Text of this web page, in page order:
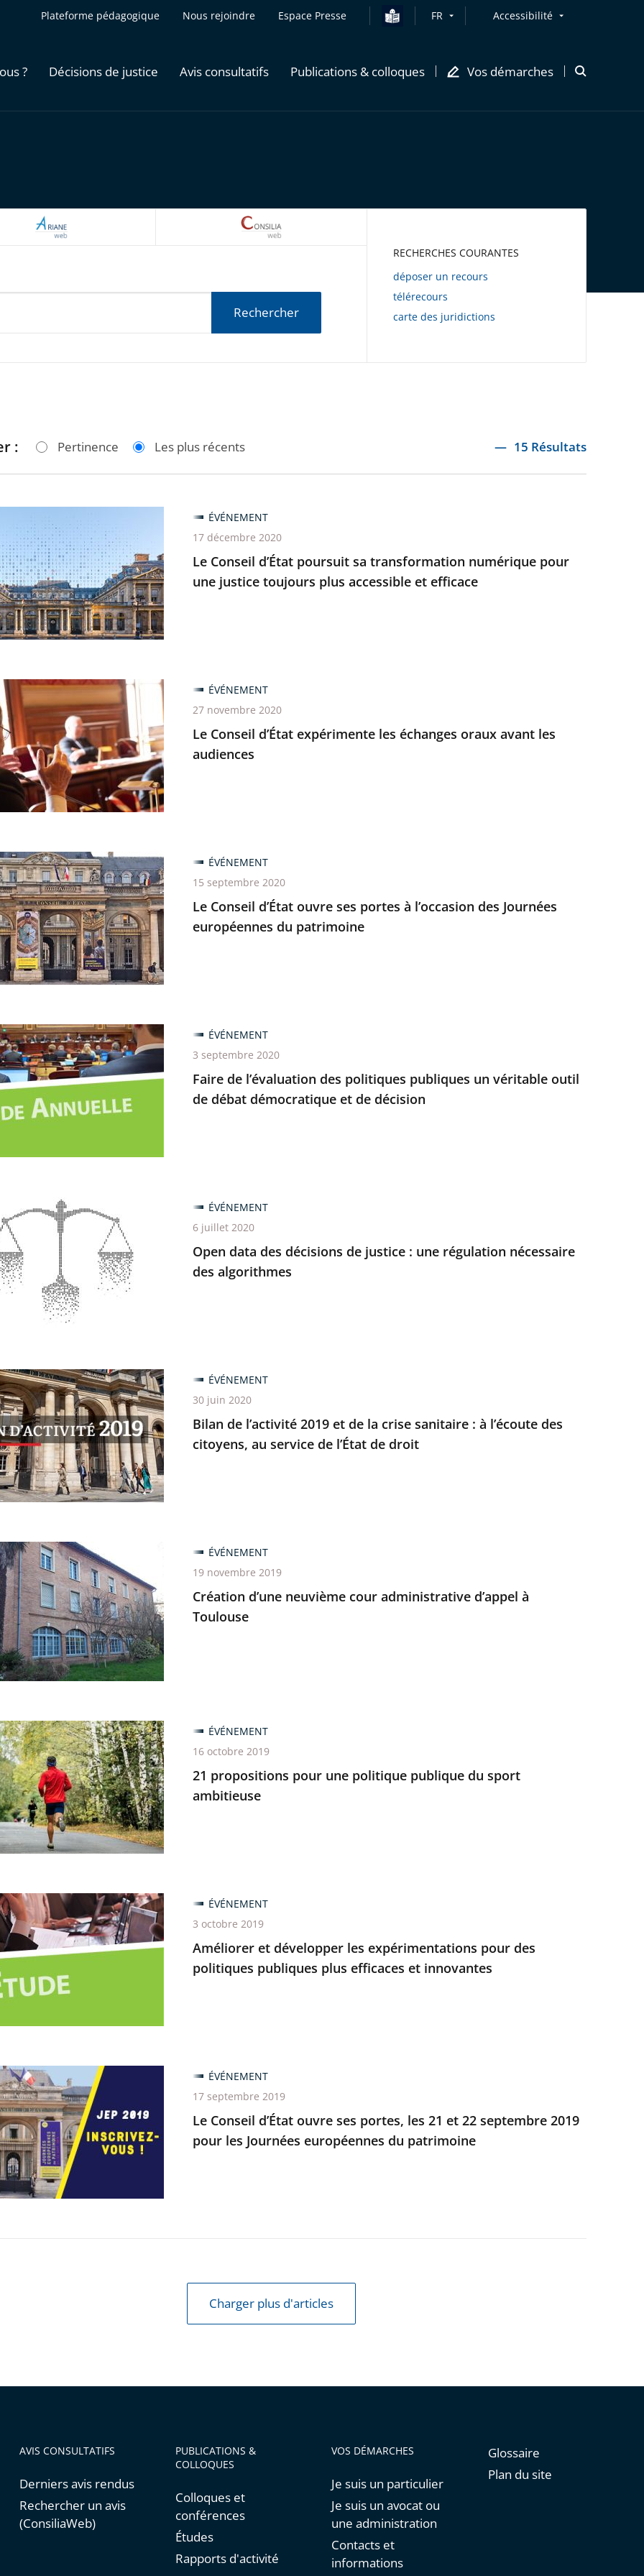
Plateforme pédagogique Nous rejoindre Espace Presse FR Accessibilité
? Décisions de justice Avis consultatifs Publications & colloques Vos démarches
Ouvrir
ARIANEWEB
Rechercher
RECHERCHES COURANTES
déposer un recours
télérecours
carte des juridictions
: Pertinence Les plus récents 15 Résultats
Le Conseil d’État poursuit sa transformation numérique pour
une justice toujours plus accessible et efficace
ÉVÉNEMENT
17 décembre 2020
Le Conseil d’État expérimente les échanges oraux avant les
audiences
ÉVÉNEMENT
27 novembre 2020
Le Conseil d’État ouvre ses portes à l’occasion des Journées
européennes du patrimoine
ÉVÉNEMENT
15 septembre 2020
Faire de l’évaluation des politiques publiques un véritable outil
de débat démocratique et de décision
ÉVÉNEMENT
3 septembre 2020
Open data des décisions de justice : une régulation nécessaire
des algorithmes
ÉVÉNEMENT
6 juillet 2020
Bilan de l’activité 2019 et de la crise sanitaire : à l’écoute des
citoyens, au service de l’État de droit
ÉVÉNEMENT
30 juin 2020
Création d’une neuvième cour administrative d’appel à
Toulouse
ÉVÉNEMENT
19 novembre 2019
21 propositions pour une politique publique du sport
ambitieuse
ÉVÉNEMENT
16 octobre 2019
Améliorer et développer les expérimentations pour des
politiques publiques plus efficaces et innovantes
ÉVÉNEMENT
3 octobre 2019
Le Conseil d’État ouvre ses portes, les 21 et 22 septembre 2019
pour les Journées européennes du patrimoine
ÉVÉNEMENT
17 septembre 2019
Charger plus d'articles
AVIS CONSULTATIFS
Derniers avis rendus
Rechercher un avis
(ConsiliaWeb)
PUBLICATIONS &
COLLOQUES
Colloques et
conférences
Études
Rapports d'activité
VOS DÉMARCHES
Je suis un particulier
Je suis un avocat ou
une administration
Contacts et
informations
Glossaire
Plan du site